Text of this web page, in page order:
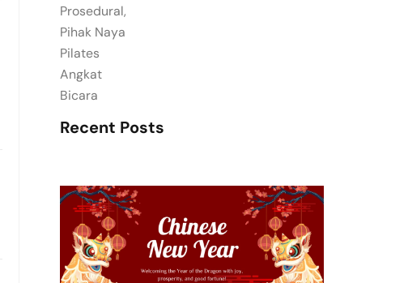
Prosedural,
Pihak Naya
Pilates
Angkat
Bicara
Recent Posts